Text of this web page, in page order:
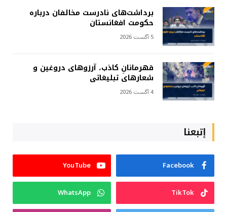
برداشت‌های نادرست مخالفان درباره
حکومت افغانستان
5 آگست 2026
قهرمانانِ کاذب، آرزوهای دروغین و
شعارهای تبلیغاتی
4 آگست 2026
إتبعنا
Facebook
YouTube
TikTok
WhatsApp